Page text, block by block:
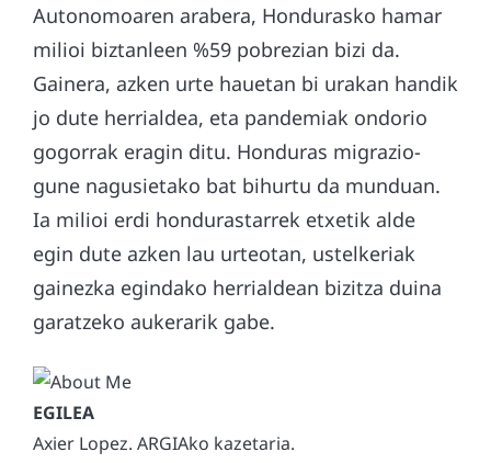
Autonomoaren arabera, Hondurasko hamar
milioi biztanleen %59 pobrezian bizi da.
Gainera, azken urte hauetan bi urakan handik
jo dute herrialdea, eta pandemiak ondorio
gogorrak eragin ditu. Honduras migrazio-
gune nagusietako bat bihurtu da munduan.
Ia milioi erdi hondurastarrek etxetik alde
egin dute azken lau urteotan, ustelkeriak
gainezka egindako herrialdean bizitza duina
garatzeko aukerarik gabe.
Axier Lopez. ARGIAko kazetaria.